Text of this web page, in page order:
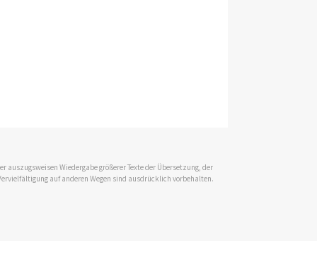
auszugsweisen Wiedergabe größerer Texte der Übersetzung, der
auf anderen Wegen sind ausdrücklich vorbehalten.